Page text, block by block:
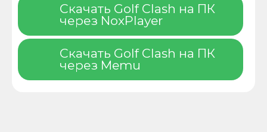
Скачать Golf Clash на ПК
через NoxPlayer
Скачать Golf Clash на ПК
через Memu